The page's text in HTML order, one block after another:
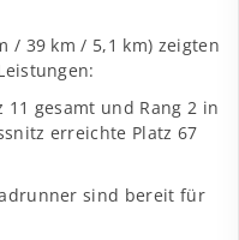
/ 39 km / 5,1 km) zeigten
11 gesamt und Rang 2 in
erreichte Platz 67
sind bereit für